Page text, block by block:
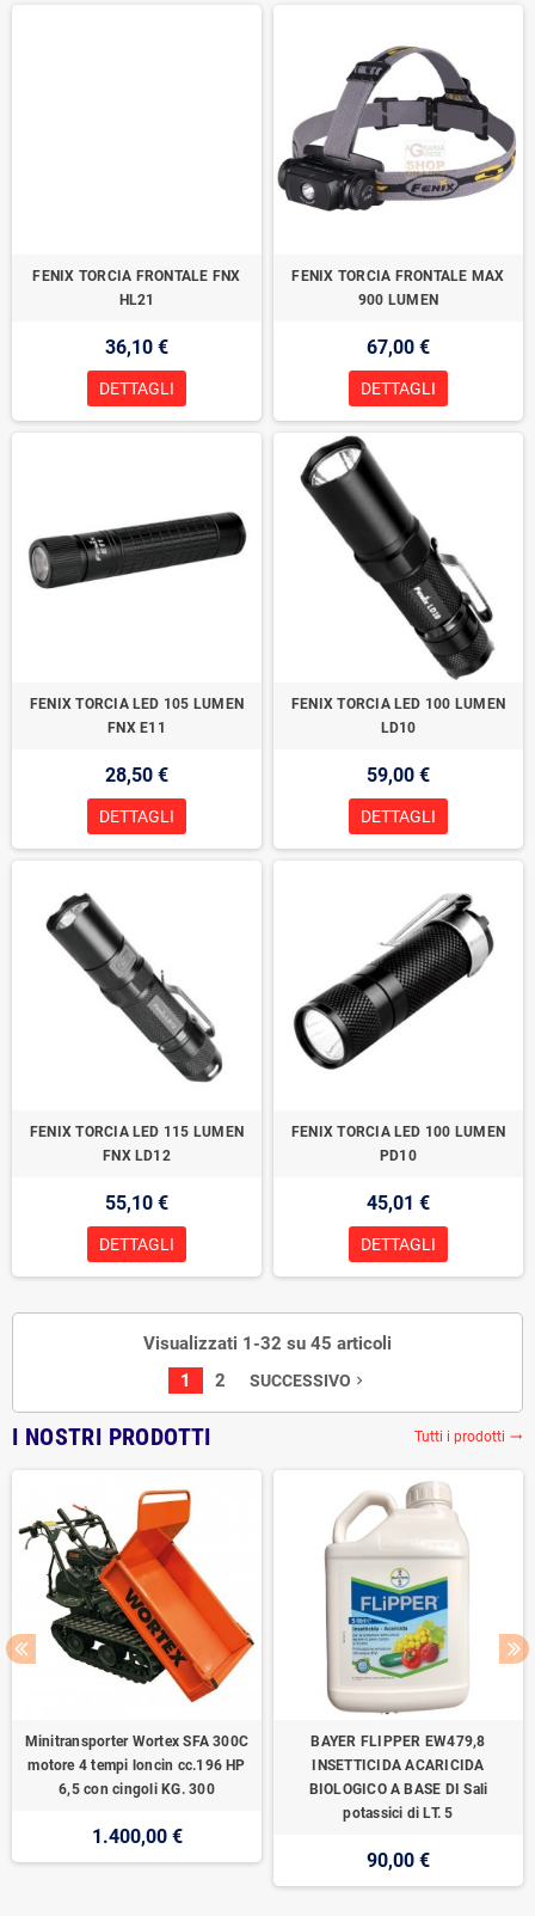
FENIX TORCIA FRONTALE FNX
HL21
36,10 €
DETTAGLI
FENIX TORCIA FRONTALE MAX
900 LUMEN
67,00 €
DETTAGLI
FENIX TORCIA LED 105 LUMEN
FNX E11
28,50 €
DETTAGLI
FENIX TORCIA LED 100 LUMEN
LD10
59,00 €
DETTAGLI
FENIX TORCIA LED 115 LUMEN
FNX LD12
55,10 €
DETTAGLI
FENIX TORCIA LED 100 LUMEN
PD10
45,01 €
DETTAGLI
Visualizzati 1-32 su 45 articoli
1
2 SUCCESSIVO navigate_next
I NOSTRI PRODOTTI Tutti i prodotti trending_flat
Minitransporter Wortex SFA 300C
motore 4 tempi loncin cc.196 HP
6,5 con cingoli KG. 300
1.400,00 €
BAYER FLIPPER EW479,8
INSETTICIDA ACARICIDA
BIOLOGICO A BASE DI Sali
potassici di LT. 5
90,00 €